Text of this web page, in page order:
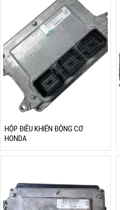
HỘP ĐIỀU KHIỂN ĐỘNG CƠ
HONDA